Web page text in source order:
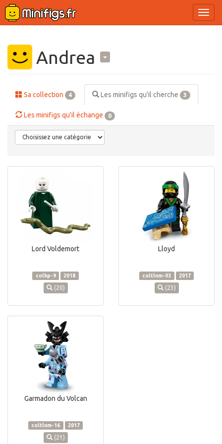
le
Andrea
Sa collection 4 Les minifigs qu'il cherche 3
Les minifigs qu'il échange 0
Lord Voldemort
colhp-9 2018
(20)
Lloyd
coltlnm-03 2017
(23)
Garmadon du Volcan
coltlnm-16 2017
(21)